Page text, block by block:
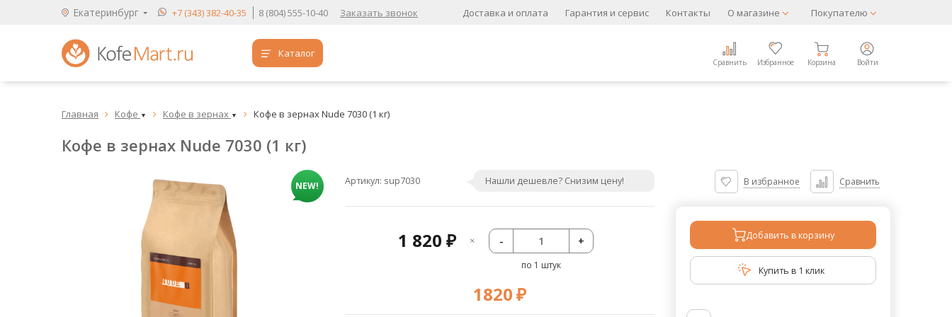
Екатеринбург +7 (343) 382-40-35 8 (804) 555-10-40 Заказать звонок Доставка и оплата Гарантия и сервис Контакты О магазине Покупателю
Каталог
Сравнить Избранное Корзина Войти
Обучение бариста
Кофе
Продукты для HoReCa
Расходники для кофеен
Упаковка для готовых блюд
Продукция с логотипом
А
Главная  Кофе ▼  Кофе в зернах ▼  Кофе в зернах Nude 7030 (1 кг)
Кофе в зернах Nude 7030 (1 кг)
NEW! Артикул: sup7030 Нашли дешевле? Снизим цену! В избранное Сравнить
1 820₽ -
по 1 штук
+
1820₽
Добавить в корзину
Купить в 1 клик